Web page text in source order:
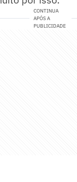
CONTINUA
APÓS A
PUBLICIDADE